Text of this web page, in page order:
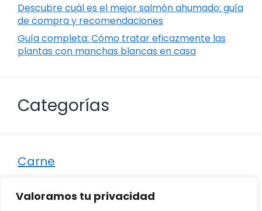
Valoramos tu privacidad
Descubre cuál es el mejor salmón ahumado: guía
de compra y recomendaciones
Guía completa: Cómo tratar eficazmente las
plantas con manchas blancas en casa
Categorías
Carne